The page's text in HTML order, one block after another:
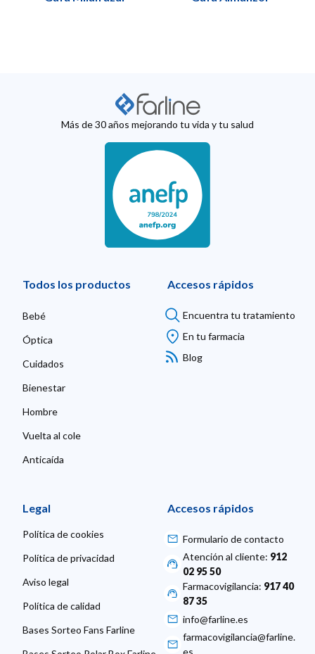
Más de 30 años mejorando tu vida y tu salud
Todos los productos
Bebé
Óptica
Cuidados
Bienestar
Hombre
Vuelta al cole
Anticaída
Accesos rápidos
Encuentra tu tratamiento
En tu farmacia
Blog
Legal
Política de cookies
Política de privacidad
Aviso legal
Política de calidad
Bases Sorteo Fans Farline
Accesos rápidos
Formulario de contacto
Atención al cliente: 912
02 95 50
Farmacovigilancia: 917 40
87 35
info@farline.es
farmacovigilancia@farline.